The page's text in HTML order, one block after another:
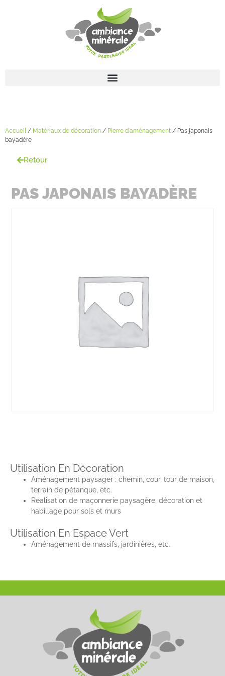
Accueil / Matériaux de décoration / Pierre d'aménagement / Pas japonais
bayadère
Retour
PAS JAPONAIS BAYADÈRE
Utilisation En Décoration
Aménagement paysager : chemin, cour, tour de maison,
terrain de pétanque, etc.
Réalisation de maçonnerie paysagère, décoration et
habillage pour sols et murs
Utilisation En Espace Vert
Aménagement de massifs, jardinières, etc.